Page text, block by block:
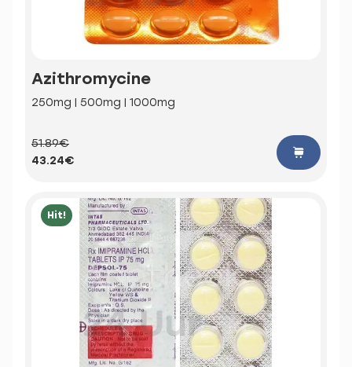
Azithromycine
250mg | 500mg | 1000mg
51.89€
43.24€
Hit!